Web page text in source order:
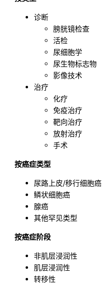
诊断
膀胱镜检查
活检
尿细胞学
尿生物标志物
影像技术
治疗
化疗
免疫治疗
靶向治疗
放射治疗
手术
按癌症类型
尿路上皮/移行细胞癌
鳞状细胞癌
腺癌
其他罕见类型
按癌症阶段
非肌层浸润性
肌层浸润性
转移性